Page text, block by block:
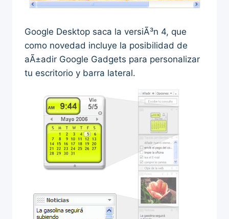
Google Desktop saca la versiÃ³n 4, que
como novedad incluye la posibilidad de
aÃ±adir Google Gadgets para personalizar
tu escritorio y barra lateral.